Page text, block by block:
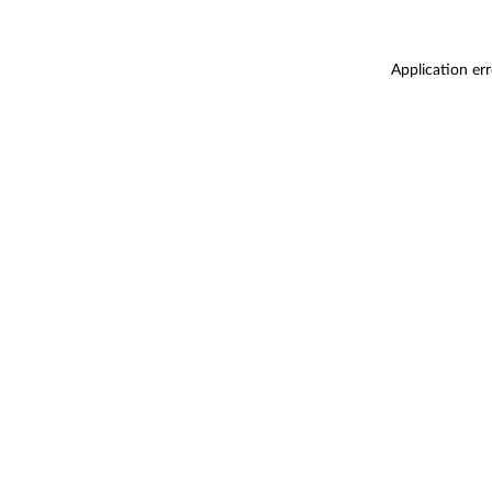
Application